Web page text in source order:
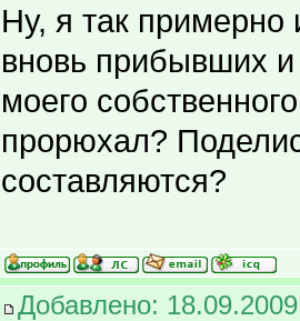
Ну, я так
вновь прибывших
моего
прорюхал?
составляются?
Добавлено: